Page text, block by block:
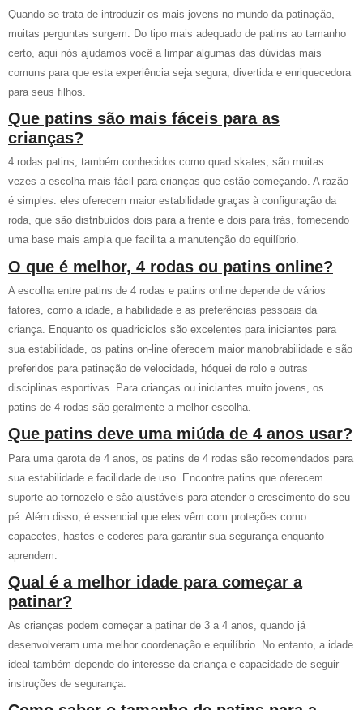
Quando se trata de introduzir os mais jovens no mundo da patinação,
muitas perguntas surgem. Do tipo mais adequado de patins ao tamanho
certo, aqui nós ajudamos você a limpar algumas das dúvidas mais
comuns para que esta experiência seja segura, divertida e enriquecedora
para seus filhos.
Que patins são mais fáceis para as
crianças?
4 rodas patins, também conhecidos como quad skates, são muitas
vezes a escolha mais fácil para crianças que estão começando. A razão
é simples: eles oferecem maior estabilidade graças à configuração da
roda, que são distribuídos dois para a frente e dois para trás, fornecendo
uma base mais ampla que facilita a manutenção do equilíbrio.
O que é melhor, 4 rodas ou patins online?
A escolha entre patins de 4 rodas e patins online depende de vários
fatores, como a idade, a habilidade e as preferências pessoais da
criança. Enquanto os quadriciclos são excelentes para iniciantes para
sua estabilidade, os patins on-line oferecem maior manobrabilidade e são
preferidos para patinação de velocidade, hóquei de rolo e outras
disciplinas esportivas. Para crianças ou iniciantes muito jovens, os
patins de 4 rodas são geralmente a melhor escolha.
Que patins deve uma miúda de 4 anos usar?
Para uma garota de 4 anos, os patins de 4 rodas são recomendados para
sua estabilidade e facilidade de uso. Encontre patins que oferecem
suporte ao tornozelo e são ajustáveis para atender o crescimento do seu
pé. Além disso, é essencial que eles vêm com proteções como
capacetes, hastes e coderes para garantir sua segurança enquanto
aprendem.
Qual é a melhor idade para começar a
patinar?
As crianças podem começar a patinar de 3 a 4 anos, quando já
desenvolveram uma melhor coordenação e equilíbrio. No entanto, a idade
ideal também depende do interesse da criança e capacidade de seguir
instruções de segurança.